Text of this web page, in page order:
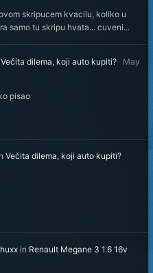
skripucem kvacilu, koliko u
samo tu skripu hvata... cuveni...
Večita dilema, koji auto kupiti?
May
pisao
Večita dilema, koji auto kupiti?
in Renault Megane 3 1.6 16v